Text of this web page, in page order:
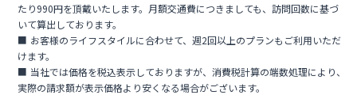
たり990円を頂戴いたします。月額交通費につきましても、訪問回数に基づ
いて算出しております。
お客様のライフスタイルに合わせて、週2回以上のプランもご利用いただ
けます。
当社では価格を税込表示しておりますが、消費税計算の端数処理により、
実際の請求額が表示価格より安くなる場合がございます。